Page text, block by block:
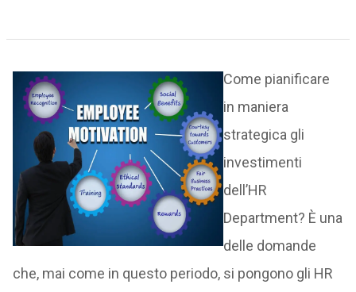
Come pianificare
in maniera
strategica gli
investimenti
dell’HR
Department? È una
delle domande
che, mai come in questo periodo, si pongono gli HR